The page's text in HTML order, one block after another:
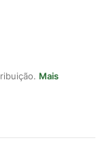
Mais